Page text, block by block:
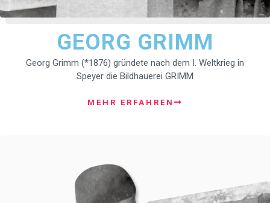
GEORG GRIMM
Georg Grimm (*1876) gründete nach dem I. Weltkrieg in
Speyer die Bildhauerei GRIMM
MEHR ERFAHREN